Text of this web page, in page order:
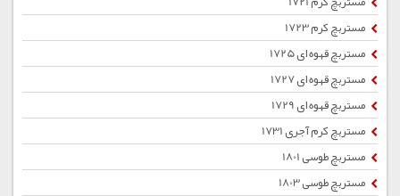
مستربچ کرم 1723
مستربچ قهوه ای 1725
مستربچ قهوه ای 1727
مستربچ قهوه ای 1729
مستربچ کرم آجری 1731
مستربچ طوسی 1801
مستربچ طوسی 1803